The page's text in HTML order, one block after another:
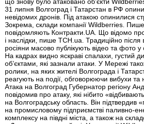
що знову було атаковано об’єкти
31 липня Волгоград і Татарстан в РФ
невідомих дронів. Під атакою опинилися
Зокрема, склади компанії Wildberries.
повідомляють Контракти.UA. Що відомо про
і наслідки, пише ТСН.ua. Традиційно після
росіяни масово публікують відео та фото
На кадрах видно яскраві спалахи, густий
об’єктами, які зазнали атаки. У Мережі
ролики, на яких жителі Волгограда і
реагують на події, обговорюючи вибухи та
Атака на Волгоград Губернатор регіону
повідомив про атаку, які нібито
на Волгоградську область. Він підтвердив
на промисловому підприємстві паливно-
комплексу на півдні міста, а також на